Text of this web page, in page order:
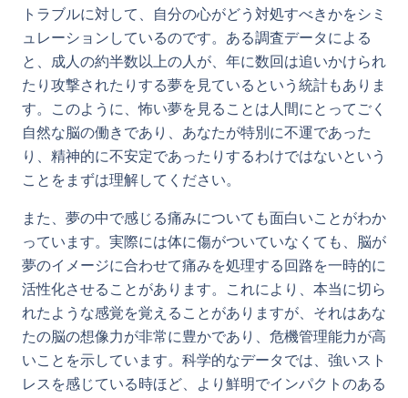
トラブルに対して、自分の心がどう対処すべきかをシミ
ュレーションしているのです。ある調査データによる
と、成人の約半数以上の人が、年に数回は追いかけられ
たり攻撃されたりする夢を見ているという統計もありま
す。このように、怖い夢を見ることは人間にとってごく
自然な脳の働きであり、あなたが特別に不運であった
り、精神的に不安定であったりするわけではないという
ことをまずは理解してください。
また、夢の中で感じる痛みについても面白いことがわか
っています。実際には体に傷がついていなくても、脳が
夢のイメージに合わせて痛みを処理する回路を一時的に
活性化させることがあります。これにより、本当に切ら
れたような感覚を覚えることがありますが、それはあな
たの脳の想像力が非常に豊かであり、危機管理能力が高
いことを示しています。科学的なデータでは、強いスト
レスを感じている時ほど、より鮮明でインパクトのある